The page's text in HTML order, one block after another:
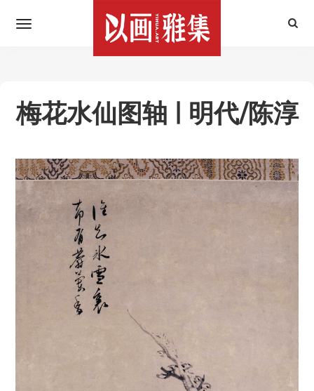
梅花水仙图轴 | 明代/陈淳